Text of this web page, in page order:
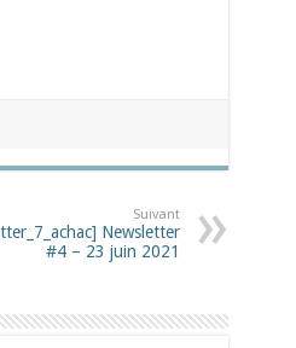
Suivant
Newsletter
#4 – 23 juin 2021